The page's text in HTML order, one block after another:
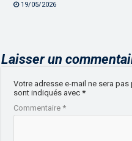
19/05/2026
Laisser un
Votre adresse e-mail ne sera pas
sont indiqués avec*
Commentaire*